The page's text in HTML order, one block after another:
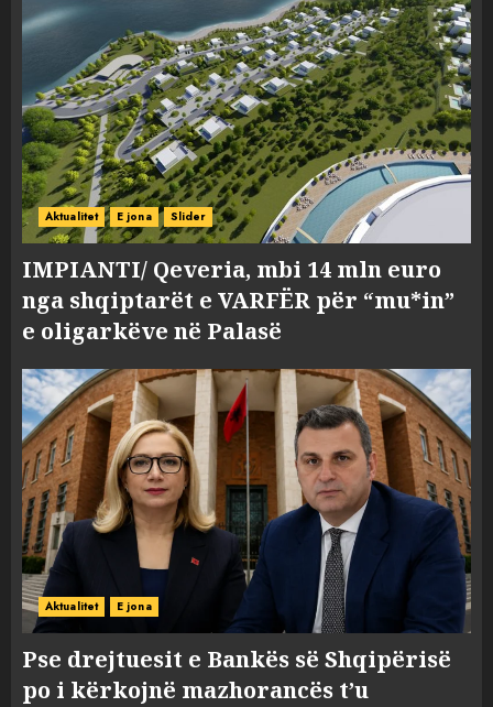
Aktualitet E jona Slider
IMPIANTI/ Qeveria, mbi 14 mln euro
nga shqiptarët e VARFËR për “mu*in”
e oligarkëve në Palasë
Aktualitet E jona
Pse drejtuesit e Bankës së Shqipërisë
po i kërkojnë mazhorancës t’u